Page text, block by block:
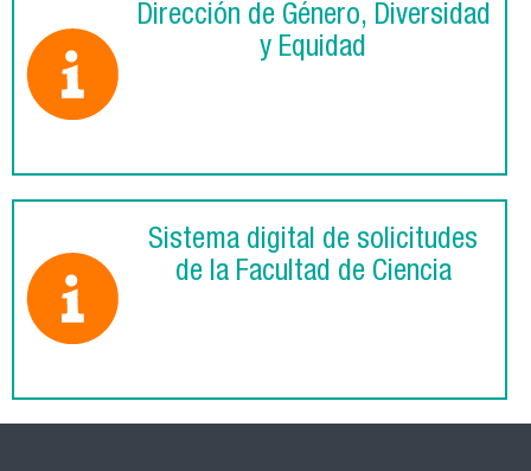
Dirección de Género, Diversidad
y Equidad
Sistema digital de solicitudes
de la Facultad de Ciencia